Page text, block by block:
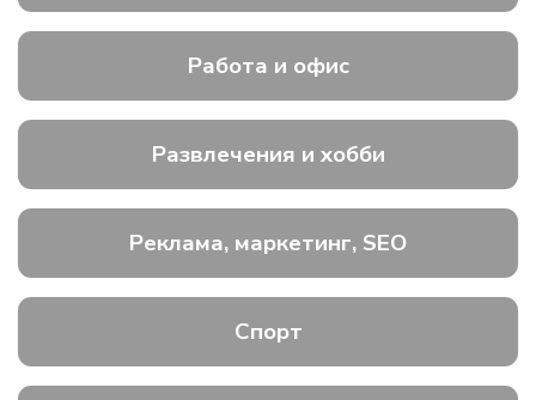
Работа и офис
Развлечения и хобби
Реклама, маркетинг, SEO
Спорт